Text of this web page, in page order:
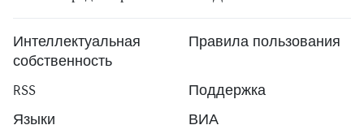
Интеллектуальная
собственность
Правила пользования
RSS
Поддержка
Языки
ВИА